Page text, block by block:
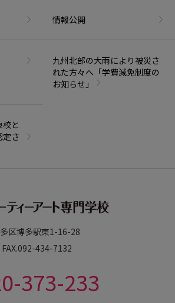
情報公開
九州北部の大雨により被災さ
れた方々へ「学費減免制度の
お知らせ」
と
定さ
区博多駅東1-16-28
FAX.092-434-7132
373-233